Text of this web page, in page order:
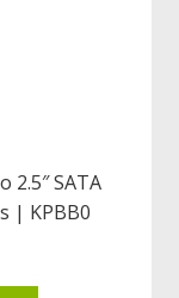
2.5″ SATA
| KPBB0